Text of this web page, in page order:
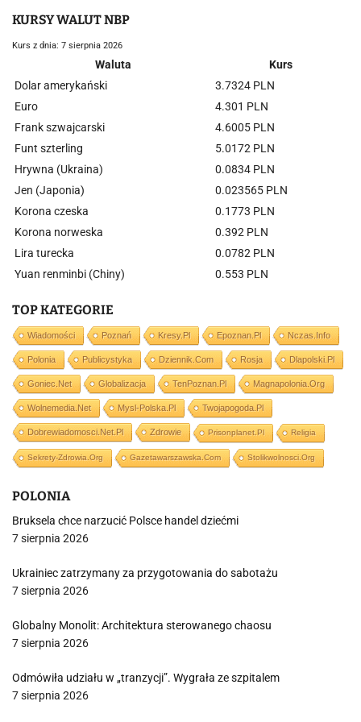
KURSY WALUT NBP
Kurs z dnia: 7 sierpnia 2026
Waluta
Kurs
Dolar amerykański
3.7324 PLN
Euro
4.301 PLN
Frank szwajcarski
4.6005 PLN
Funt szterling
5.0172 PLN
Hrywna (Ukraina)
0.0834 PLN
Jen (Japonia)
0.023565 PLN
Korona czeska
0.1773 PLN
Korona norweska
0.392 PLN
Lira turecka
0.0782 PLN
Yuan renminbi (Chiny)
0.553 PLN
TOP KATEGORIE
Wiadomości Poznań Kresy.pl Epoznan.pl Nczas.info
Polonia Publicystyka Dziennik.com Rosja Dlapolski.pl
Goniec.net Globalizacja TenPoznan.pl Magnapolonia.org
Wolnemedia.net Mysl-Polska.pl Twojapogoda.pl
Dobrewiadomosci.net.pl Zdrowie Prisonplanet.pl Religia
Sekrety-Zdrowia.org Gazetawarszawska.com Stolikwolnosci.org
POLONIA
Bruksela chce narzucić Polsce handel dziećmi
7 sierpnia 2026
Ukrainiec zatrzymany za przygotowania do sabotażu
7 sierpnia 2026
Globalny Monolit: Architektura sterowanego chaosu
7 sierpnia 2026
Odmówiła udziału w „tranzycji”. Wygrała ze szpitalem
7 sierpnia 2026